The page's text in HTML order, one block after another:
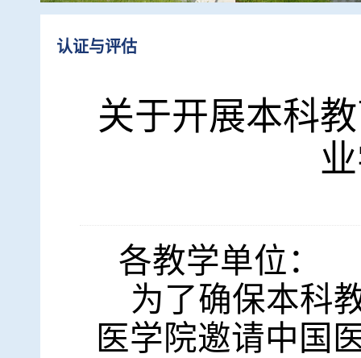
认证与评估
关于开展本科
各教学单位：
为了确保本科
医学院邀请中国